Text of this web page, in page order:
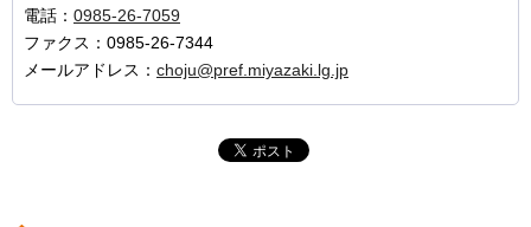
電話： 0985-26-7059
ファクス：0985-26-7344
メールアドレス： choju@pref.miyazaki.lg.jp